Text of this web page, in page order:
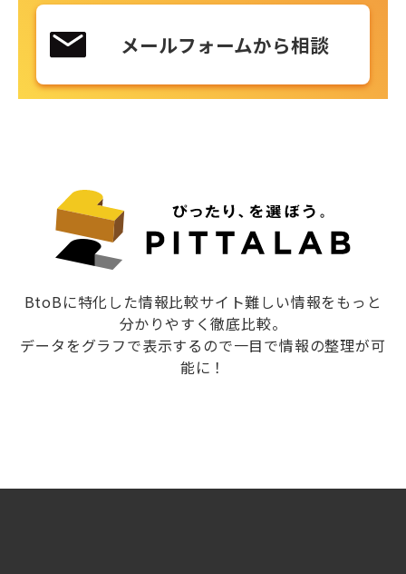
メールフォームから相談
BtoBに特化した情報比較サイト難しい情報をもっと
分かりやすく徹底比較。
データをグラフで表示するので一目で情報の整理が可
能に！